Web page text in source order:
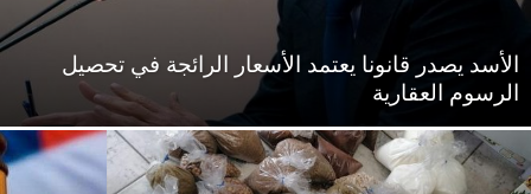
الأسد يصدر قانونا يعتمد الأسعار الرائجة في تحصيل
الرسوم العقارية